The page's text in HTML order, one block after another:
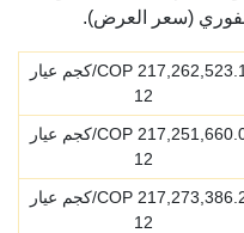
(سعر العرض).
COP/كجم عيار
12
COP/كجم عيار
12
COP/كجم عيار
12